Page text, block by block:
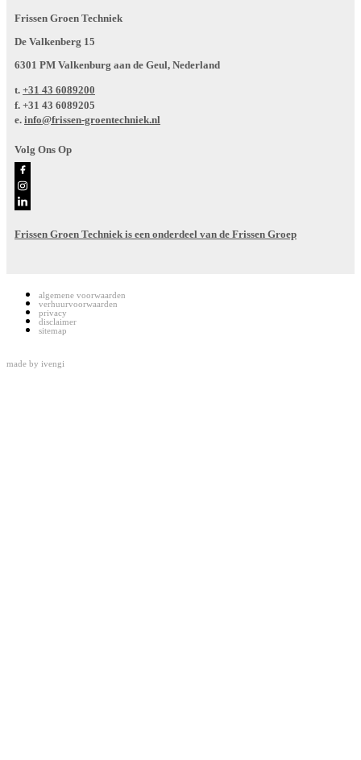
Frissen Groen Techniek
De Valkenberg 15
6301 PM Valkenburg aan de Geul, Nederland
t. +31 43 6089200
f. +31 43 6089205
e. info@frissen-groentechniek.nl
Volg Ons Op
Frissen Groen Techniek is een onderdeel van de Frissen Groep
algemene voorwaarden
verhuurvoorwaarden
privacy
disclaimer
sitemap
made by ivengi